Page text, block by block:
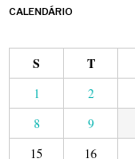
CALENDÁRIO
S T
1 2
8
9
15
16